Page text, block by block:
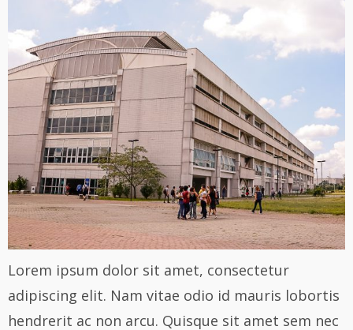
Lorem ipsum dolor sit amet, consectetur
adipiscing elit. Nam vitae odio id mauris lobortis
hendrerit ac non arcu. Quisque sit amet sem nec